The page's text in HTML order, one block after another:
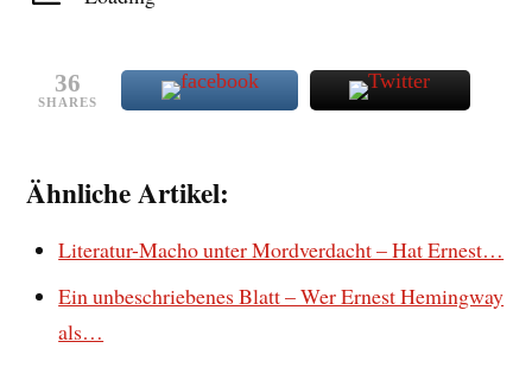
36
SHARES
Ähnliche Artikel:
Literatur-Macho unter Mordverdacht – Hat Ernest…
Ein unbeschriebenes Blatt – Wer Ernest Hemingway
als…